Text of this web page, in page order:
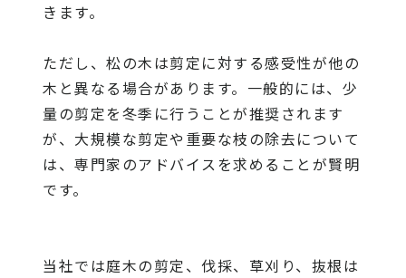
きます。
ただし、松の木は剪定に対する感受性が他の
木と異なる場合があります。一般的には、少
量の剪定を冬季に行うことが推奨されます
が、大規模な剪定や重要な枝の除去について
は、専門家のアドバイスを求めることが賢明
です。
当社では庭木の剪定、伐採、草刈り、抜根は